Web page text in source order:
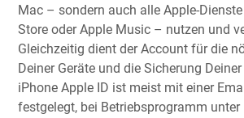
Mac – sondern auch alle Apple-
Store oder Apple Music – nutzen und
Gleichzeitig dient der Account für die
Deiner Geräte und die Sicherung
iPhone Apple ID ist meist mit einer
festgelegt, bei Betriebsprogramm unter